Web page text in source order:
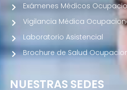
NUESTRAS SEDES
Exámenes Médicos
Vigilancia Médica
Laboratorio Asistencial
Brochure de Salud